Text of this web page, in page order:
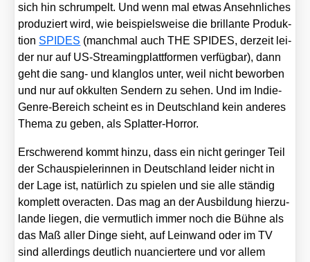
sich hin schrum­pelt. Und wenn mal etwas Ansehn­li­ches
pro­du­ziert wird, wie bei­spiels­wei­se die bril­lan­te Pro­duk­
ti­on SPIDES (manch­mal auch THE SPIDES, der­zeit lei­
der nur auf US-Strea­ming­platt­for­men ver­füg­bar), dann
geht die sang- und klang­los unter, weil nicht bewor­ben
und nur auf okkul­ten Sen­dern zu sehen. Und im Indie-
Gen­re-Bereich scheint es in Deutsch­land kein ande­res
The­ma zu geben, als Splat­ter-Hor­ror.
Erschwe­rend kommt hin­zu, dass ein nicht gerin­ger Teil
der Schau­spie­le­rin­nen in Deutsch­land lei­der nicht in
der Lage ist, natür­lich zu spie­len und sie alle stän­dig
kom­plett over­ac­ten. Das mag an der Aus­bil­dung hier­zu­
lan­de lie­gen, die ver­mut­lich immer noch die Büh­ne als
das Maß aller Din­ge sieht, auf Lein­wand oder im TV
sind aller­dings deut­lich nuan­cier­te­re und vor allem